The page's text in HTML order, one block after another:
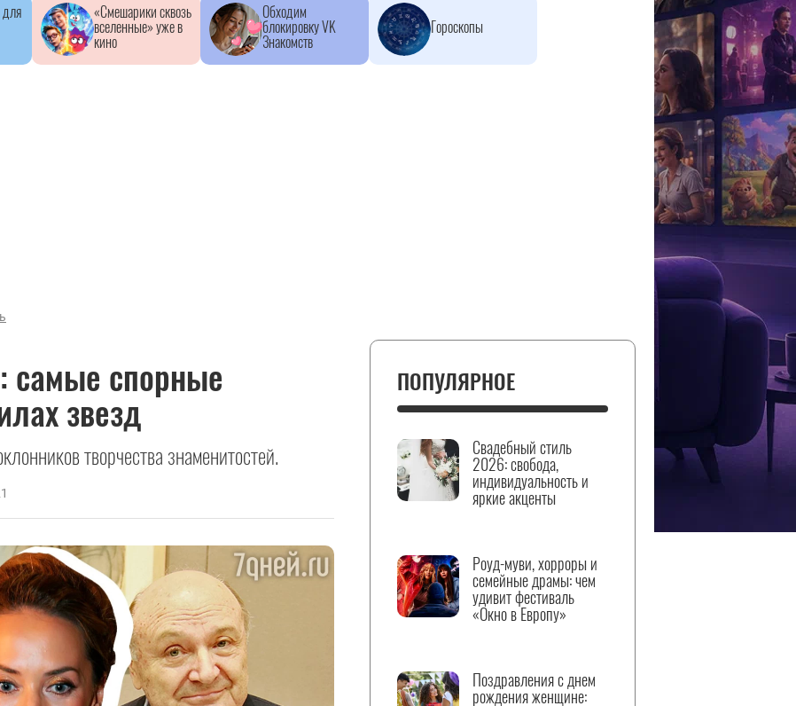
для «Смешарики сквозь
вселенные» уже в
кино
Обходим
блокировку VK
Знакомств
Гороскопы
самые спорные
звезд
творчества знаменитостей.
ПОПУЛЯРНОЕ
Свадебный стиль
2026: свобода,
индивидуальность и
яркие акценты
Роуд-муви, хорроры и
семейные драмы: чем
удивит фестиваль
«Окно в Европу»
Поздравления с днем
рождения женщине: